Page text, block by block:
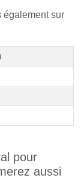
également sur
pour
aussi